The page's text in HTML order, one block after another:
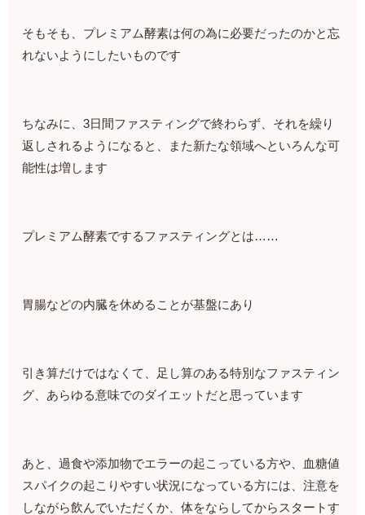
そもそも、プレミアム酵素は何の為に必要だったのかと忘
れないようにしたいものです
ちなみに、3日間ファスティングで終わらず、それを繰り
返しされるようになると、また新たな領域へといろんな可
能性は増します
プレミアム酵素でするファスティングとは……
胃腸などの内臓を休めることが基盤にあり
引き算だけではなくて、足し算のある特別なファスティン
グ、あらゆる意味でのダイエットだと思っています
あと、過食や添加物でエラーの起こっている方や、血糖値
スパイクの起こりやすい状況になっている方には、注意を
しながら飲んでいただくか、体をならしてからスタートす